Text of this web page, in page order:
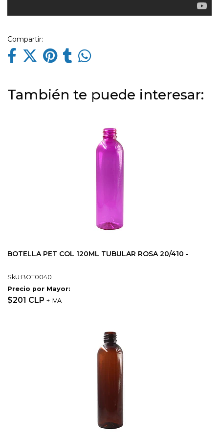
Compartir:
También te puede interesar:
BOTELLA PET COL 120ML TUBULAR ROSA 20/410 -
SkU:BOT0040
Precio por Mayor:
$201 CLP + IVA